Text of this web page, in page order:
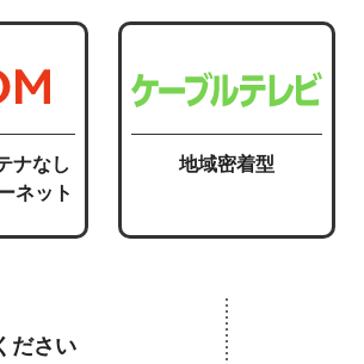
ナなし
ネット
地域密着型
ださい